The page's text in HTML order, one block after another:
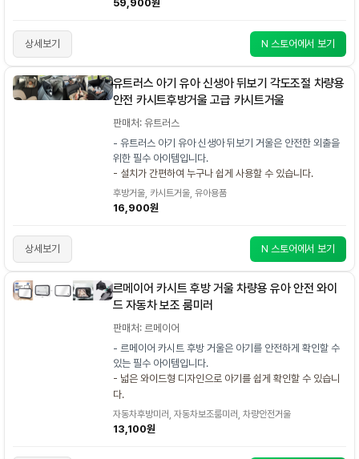
59,900원
상세보기 N 스토어에서 보기
유트러스 아기 유아 신생아 뒤보기 각도조절 차량용
안전 카시트후방거울 고급 카시트거울
판매처: 유트러스
- 유트러스 아기 유아 신생아 뒤보기 거울은 안전한 외출을
위한 필수 아이템입니다.
- 설치가 간편하여 누구나 쉽게 사용할 수 있습니다.
후방거울, 카시트거울, 유아용품
16,900원
상세보기 N 스토어에서 보기
르메이어 카시트 후방 거울 차량용 유아 안전 와이
드 자동차 보조 룸미러
판매처: 르메이어
- 르메이어 카시트 후방 거울은 아기를 안전하게 확인할 수
있는 필수 아이템입니다.
- 넓은 와이드형 디자인으로 아기를 쉽게 확인할 수 있습니
다.
자동차후방미러, 자동차보조룸미러, 차량안전거울
13,100원